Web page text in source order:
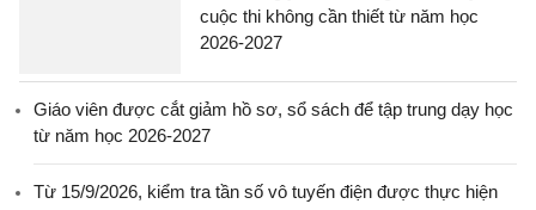
cuộc thi không cần thiết từ năm học
2026-2027
Giáo viên được cắt giảm hồ sơ, sổ sách để tập trung dạy học
từ năm học 2026-2027
Từ 15/9/2026, kiểm tra tần số vô tuyến điện được thực hiện